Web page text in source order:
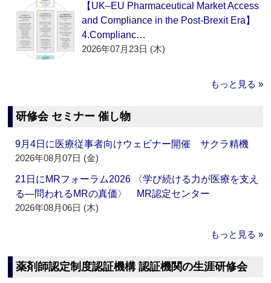
【UK–EU Pharmaceutical Market Access
and Compliance in the Post-Brexit Era】
4.Complianc…
2026年07月23日 (木)
もっと見る »
研修会 セミナー 催し物
9月4日に医療従事者向けウェビナー開催 サクラ精機
2026年08月07日 (金)
21日にMRフォーラム2026 〈学び続ける力が医療を支え
る―問われるMRの真価〉 MR認定センター
2026年08月06日 (木)
もっと見る »
薬剤師認定制度認証機構 認証機関の生涯研修会